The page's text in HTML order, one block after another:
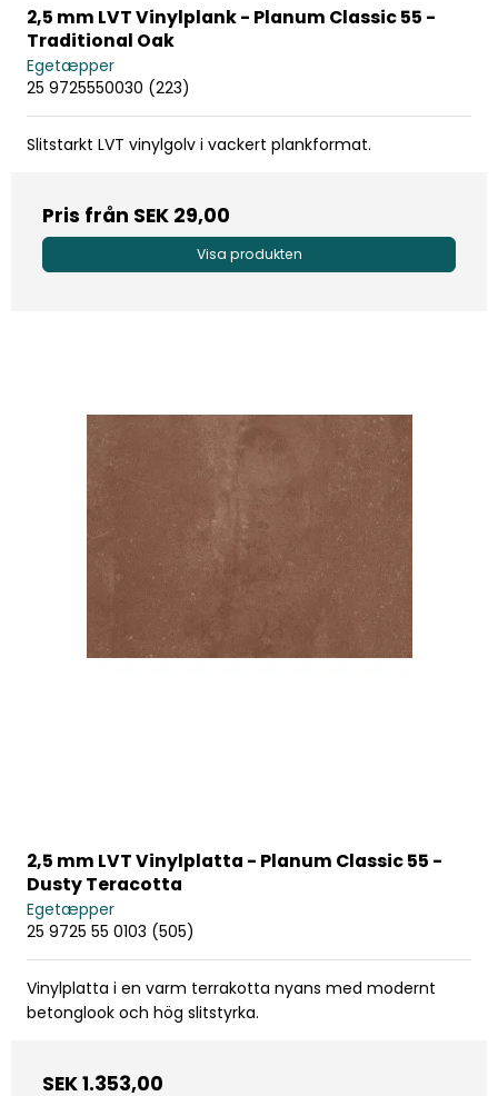
2,5 mm LVT Vinylplank - Planum Classic 55 -
Traditional Oak
Egetæpper
25 9725550030 (223)
Slitstarkt LVT vinylgolv i vackert plankformat.
Pris från SEK 29,00
Visa produkten
2,5 mm LVT Vinylplatta - Planum Classic 55 -
Dusty Teracotta
Egetæpper
25 9725 55 0103 (505)
Vinylplatta i en varm terrakotta nyans med modernt
betonglook och hög slitstyrka.
SEK 1.353,00